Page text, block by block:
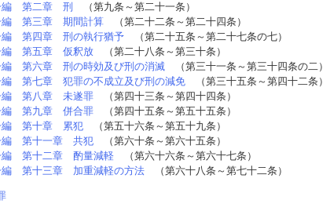
編 第二章 刑
（第九条～第二十一条）
編 第三章 期間計算（第二十二条～第二十四条）
編 第四章 刑の執行猶予（第二十五条～第二十七条の七）
編 第五章 仮釈放（第二十八条～第三十条）
編 第六章 刑の時効及び刑の消滅（第三十一条～第三十四条の二）
編 第七章 犯罪の不成立及び刑の減免（第三十五条～第四十二条）
編 第八章 未遂罪（第四十三条～第四十四条）
編 第九章 併合罪（第四十五条～第五十五条）
編 第十章 累犯（第五十六条～第五十九条）
編 第十一章 共犯（第六十条～第六十五条）
編 第十二章 酌量減軽（第六十六条～第六十七条）
編 第十三章 加重減軽の方法（第六十八条～第七十二条）